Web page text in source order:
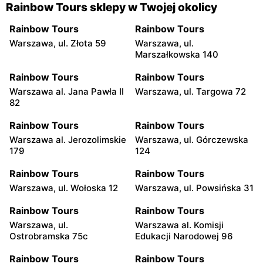
Rainbow Tours sklepy w Twojej okolicy
Rainbow Tours
Warszawa, ul. Złota 59
Rainbow Tours
Warszawa, ul.
Marszałkowska 140
Rainbow Tours
Warszawa al. Jana Pawła II
82
Rainbow Tours
Warszawa, ul. Targowa 72
Rainbow Tours
Warszawa al. Jerozolimskie
179
Rainbow Tours
Warszawa, ul. Górczewska
124
Rainbow Tours
Warszawa, ul. Wołoska 12
Rainbow Tours
Warszawa, ul. Powsińska 31
Rainbow Tours
Warszawa, ul.
Ostrobramska 75c
Rainbow Tours
Warszawa al. Komisji
Edukacji Narodowej 96
Rainbow Tours Rainbow Tours